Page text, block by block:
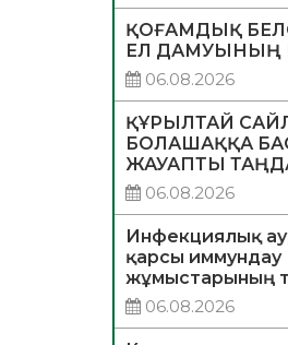
ҚОҒАМДЫҚ
ЕЛ ДАМУЫНЫҢ
06.08.2026
ҚҰРЫЛТАЙ
БОЛАШАҚҚА
ЖАУАПТЫ
06.08.2026
Инфекциялық
қарсы иммундау
жұмыстарының
06.08.2026